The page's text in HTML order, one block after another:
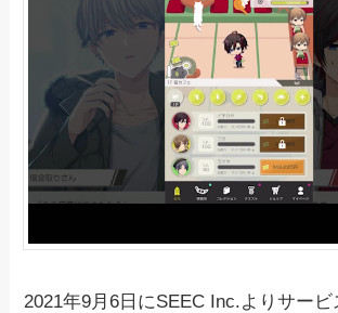
2021年9月6日にSEEC Inc.よりサー